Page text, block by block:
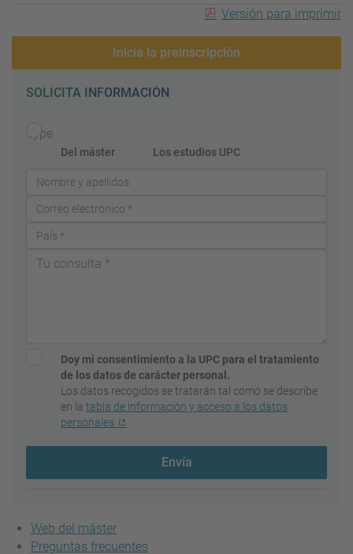
Versión para imprimir
Inicia la preinscripción
SOLICITA INFORMACIÓN
Type
Del máster Los estudios UPC
Doy mi consentimiento a la UPC para el tratamiento
de los datos de carácter personal.
Los datos recogidos se tratarán tal como se describe
en la tabla de información y acceso a los datos
personales
Envía
Web del máster
Preguntas frecuentes